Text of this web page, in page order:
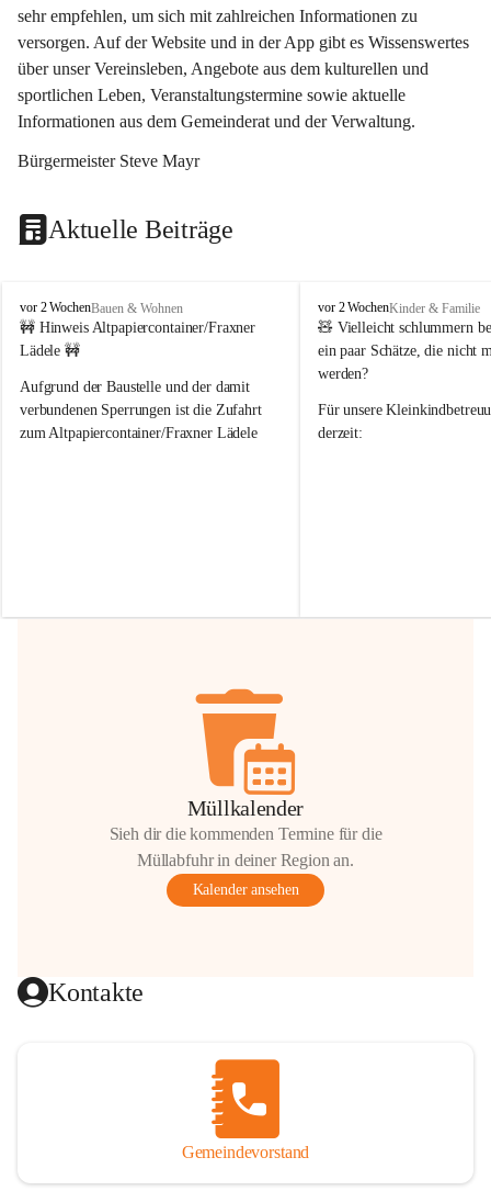
sehr empfehlen, um sich mit zahlreichen Informationen zu
versorgen. Auf der Website und in der App gibt es Wissenswertes
über unser Vereinsleben, Angebote aus dem kulturellen und
sportlichen Leben, Veranstaltungstermine sowie aktuelle
Informationen aus dem Gemeinderat und der Verwaltung.
Bürgermeister Steve Mayr
Aktuelle Beiträge
F
r
a
e
r
n
vor 2 WochenBauen & Wohnen
🚧 Hinweis Altpapiercontainer/Fraxner
Lädele 🚧
Aufgrund der Baustelle und der damit
verbundenen Sperrungen ist die Zufahrt
zum Altpapiercontainer/Fraxner Lädele
Hilfsbereitschaft!
F
r
a
x
r
n
vor 2 WochenKinder & Familie
🧸 Vielleicht schlummern
ein paar Schätze, die nicht
werden?
Für unsere
derzeit:
Müllkalender
Sieh dir die kommenden Termine für die
Müllabfuhr in deiner Region an.
Kalender ansehen
Kontakte
Gemeindevorstand